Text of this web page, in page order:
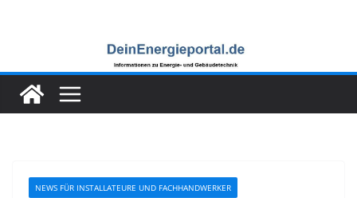
NEWS FÜR INSTALLATEURE UND FACHHANDWERKER